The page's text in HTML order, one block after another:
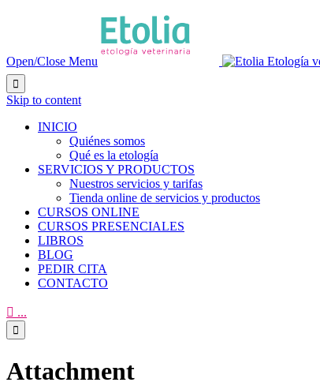
Open/Close Menu

Skip to content
INICIO
Quiénes somos
Qué es la etología
SERVICIOS Y PRODUCTOS
Nuestros servicios y tarifas
Tienda online de servicios y productos
CURSOS ONLINE
CURSOS PRESENCIALES
LIBROS
BLOG
PEDIR CITA
CONTACTO
 ...

Attachment